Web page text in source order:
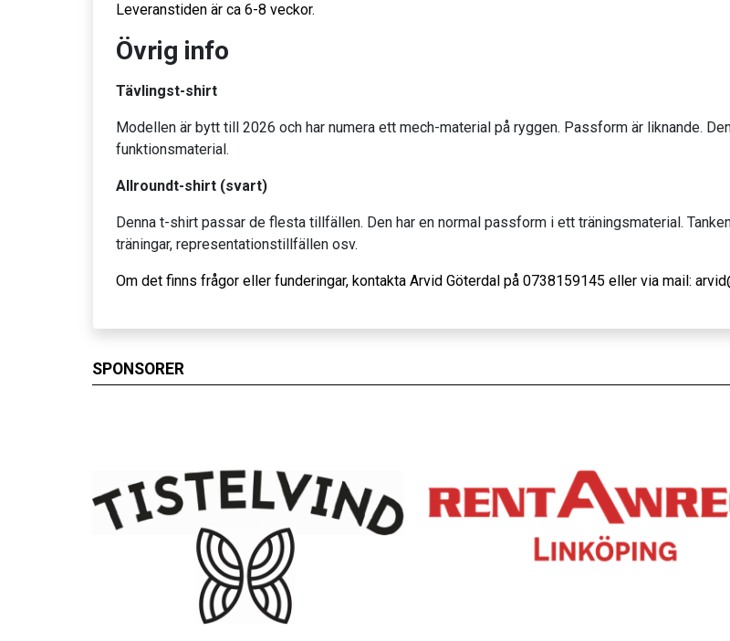
Leveranstiden är ca 6-8 veckor.
Övrig info
Tävlingst-shirt
Modellen är bytt till 2026 och har numera ett mech-material på ryggen. Passform är liknande.
funktionsmaterial.
Allroundt-shirt (svart)
Denna t-shirt passar de flesta tillfällen. Den har en normal passform i ett träningsmaterial.
träningar, representationstillfällen osv.
Om det finns frågor eller funderingar, kontakta Arvid Göterdal på 0738159145 eller via mail:
SPONSORER